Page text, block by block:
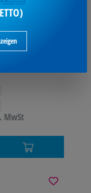
Edelstahl 100x40mm co
MwSt